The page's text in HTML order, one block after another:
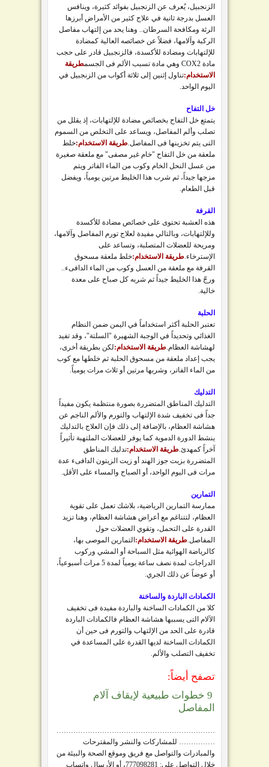
الزنجبيل، يُعرف عن الزنجبيل بفوائد كثيرة، وينافس
العسل بدرجة ثانية في علاج كثير من الأمراض أبرزها
الرئة ومكافحة السرطان.. وهنا يحد من إلتهاب مفاصل
الركبة وآلامها، فضلاً عن خصائصه العالية كمضادة
للإلتهابات ومضادة للأكسدة، فالزنجبيل قادر على حجب
مادة COX2 وهي مادة تسبب الألم فى الجسم
طريقة
الاستخدام:تناول إثنين إلى ثلاثة أكواب من الزنجبيل في
اليوم الواحد.
خل التفاح
يتمتع خل التفاح بخصائص مضادة للإلتهابات، إذ يقلل من
تصلب وألم المفاصل، ويساعد على التخلص من السموم
التى يتم تخزينها فى المفاصل. طريقة الاستخدام:خلط
ملعقة من خل التفاح "خام غير مصفى" مع ملعقة صغيرة
من عسل النحل الخام وكوب من الماء الفاتر ويتم
مزجها جيداً، ثم شرب هذا الخليط مرتين يومياً، ويفضل
قبل الطعام.
القرفة
هذه العشبة تحتوى على خصائص مضادة للأكسدة
وللإلتهابات، وبالتالي مفيدة لعلاج تورم المفاصل وآلامها،
ومريحة للعضلات المتصلبة، وتساعد على
الإسترخاء. طريقة الاستخدام:خلط ملعقة مسحوق
القرفة مع ملعقة من العسل وكوب من الماء الدافىء..
ورجّ هذا الخليط جيداً ثم شربه كل صباح على معدة
خالية.
الحلبة
تعتبر الحلبة أكثر استخداماً في اليمن ضمن النظام
الغذائي وتحديداً في الوجبة الشهيرة "السلتة"، وقد تفيد
لهشاشة العظام. طريقة الاستخدام:لكن بطريقة أخرى،
يجب إعداد ملعقة من مسحوق الحلبة ثم خلطها مع كوب
من الماء الفاتر، وشربها مرتين أو ثلاث مرات يومياً.
التدليك
التدليك المناطق المتضررة بصورة منتظمة يكون مفيداً
جداً فى تخفيف شدة الإلتهاب والتورم والألم الناجم عن
هشاشة العظام، بالإضافة إلى ذلك فإن العلاج بالتدليك
ينشط الدورة الدموية كما يوفر للعضلات الملتهبة تأثيراً
آخراً كمهدئ. طريقة الاستخدام:تدليك المناطق
المتضررة بزيت جوز الهند أو زيت الزيتون الدافىء عدة
مرات فى اليوم الواحد، أو الصباح والمساء على الأقل.
التمارين
ممارسة التمارين الرياضية، بلاشك تعمل على تقوية
العظام، لتتناغم مع أعراض هشاشة العظام، وهنا تزيد
القدرة على التحمل، وتقوي العضلات حول
المفاصل. طريقة الاستخدام:التمارين الموصى بها،
كالرياضة الهوائية مثل السباحة أو المشي وركوب
الدراجات لمدة نصف ساعة يومياً لمدة 5 مرات أسبوعياً،
أو عوضاً عن ذلك الجري.
الكمادات الباردة والساخنة
كلا من الكمادات الساخنة والباردة مفيدة فى تخفيف
الآلام التى يسببها هشاشة العظام فالكمادات الباردة
قادرة على الحد من الإلتهاب والتورم فى حين أن
الكمادات الساخنة لديها القدرة على المساعدة في
تخفيف التصلب والألم.
تصفح أيضاً:
9 خطوات طبيعية لإيقاف آلام
المفاصل
…………… للمشاركات والنشر والمقترحات
والمبادرات والتواصل مع فريق وموقع الصحة والبيئة من
خلال التواصل على: 777098281، أو الأرسال واتساب